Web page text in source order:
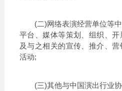
(二)网络表演经营单位等中
平台、媒体等策划、组织、
及与之相关的宣传、推介、
活动;
(三)其他与中国演出行业协